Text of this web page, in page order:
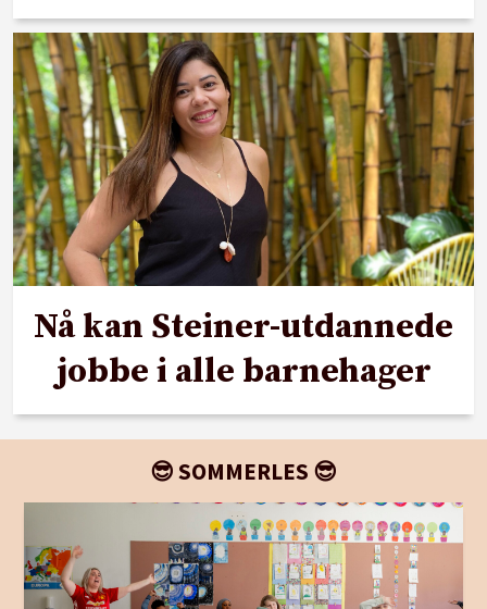
Nå kan Steiner-utdannede
jobbe i alle barnehager
😎 SOMMERLES 😎